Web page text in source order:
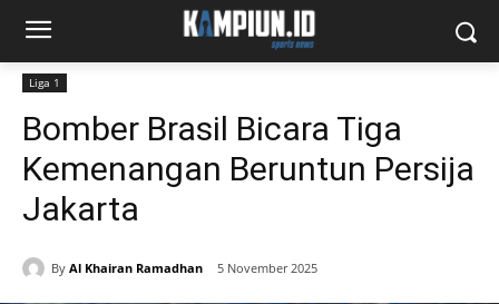
Liga 1
Bomber Brasil Bicara Tiga
Kemenangan Beruntun Persija
Jakarta
By Al Khairan Ramadhan 5 November 2025